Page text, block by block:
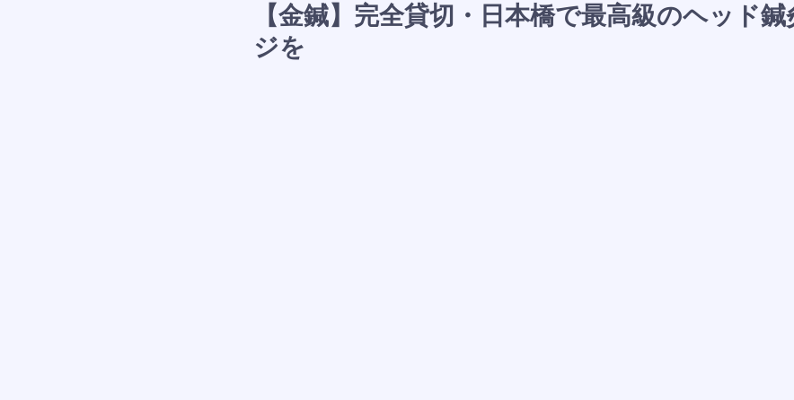
【金鍼】完全貸切・日本橋で最高級のヘッド
ジを